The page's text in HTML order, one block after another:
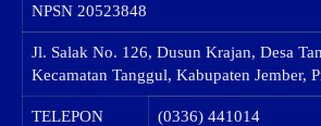
NPSN 20523848
Jl. Salak No. 126, Dusun Krajan, Desa
Kecamatan Tanggul, Kabupaten Jember,
TELEPON (0336) 441014